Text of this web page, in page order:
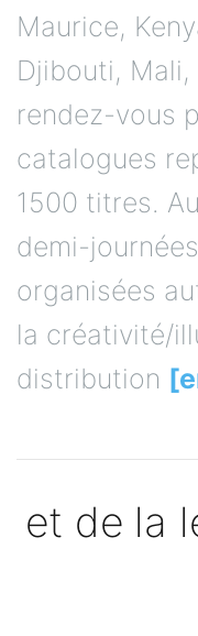
Maurice,
Djibouti,
rendez-vous
catalogues
1500 titres.
demi-
organisées
la créativité/
distribution